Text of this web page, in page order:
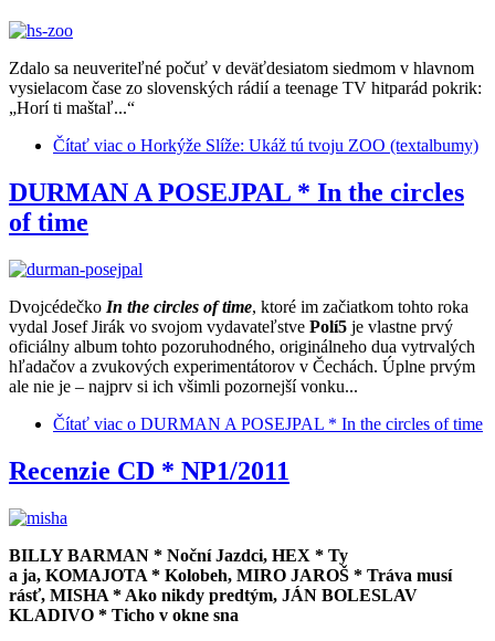
Zdalo sa neuveriteľné počuť v deväťdesiatom siedmom v hlavnom
vysielacom čase zo slovenských rádií a teenage TV hitparád pokrik:
„Horí ti maštaľ...“
Čítať viac o Horkýže Slíže: Ukáž tú tvoju ZOO (textalbumy)
DURMAN A POSEJPAL * In the circles
of time
Dvojcédečko In the circles of time, ktoré im začiatkom tohto roka
vydal Josef Jirák vo svojom vydavateľstve Polí5 je vlastne prvý
oficiálny album tohto pozoruhodného, originálneho dua vytrvalých
hľadačov a zvukových experimentátorov v Čechách. Úplne prvým
ale nie je – najprv si ich všimli pozornejší vonku...
Čítať viac o DURMAN A POSEJPAL * In the circles of time
Recenzie CD * NP1/2011
BILLY BARMAN * Noční Jazdci, HEX * Ty
a ja, KOMAJOTA * Kolobeh, MIRO JAROŠ * Tráva musí
rásť, MISHA * Ako nikdy predtým, JÁN BOLESLAV
KLADIVO * Ticho v okne sna